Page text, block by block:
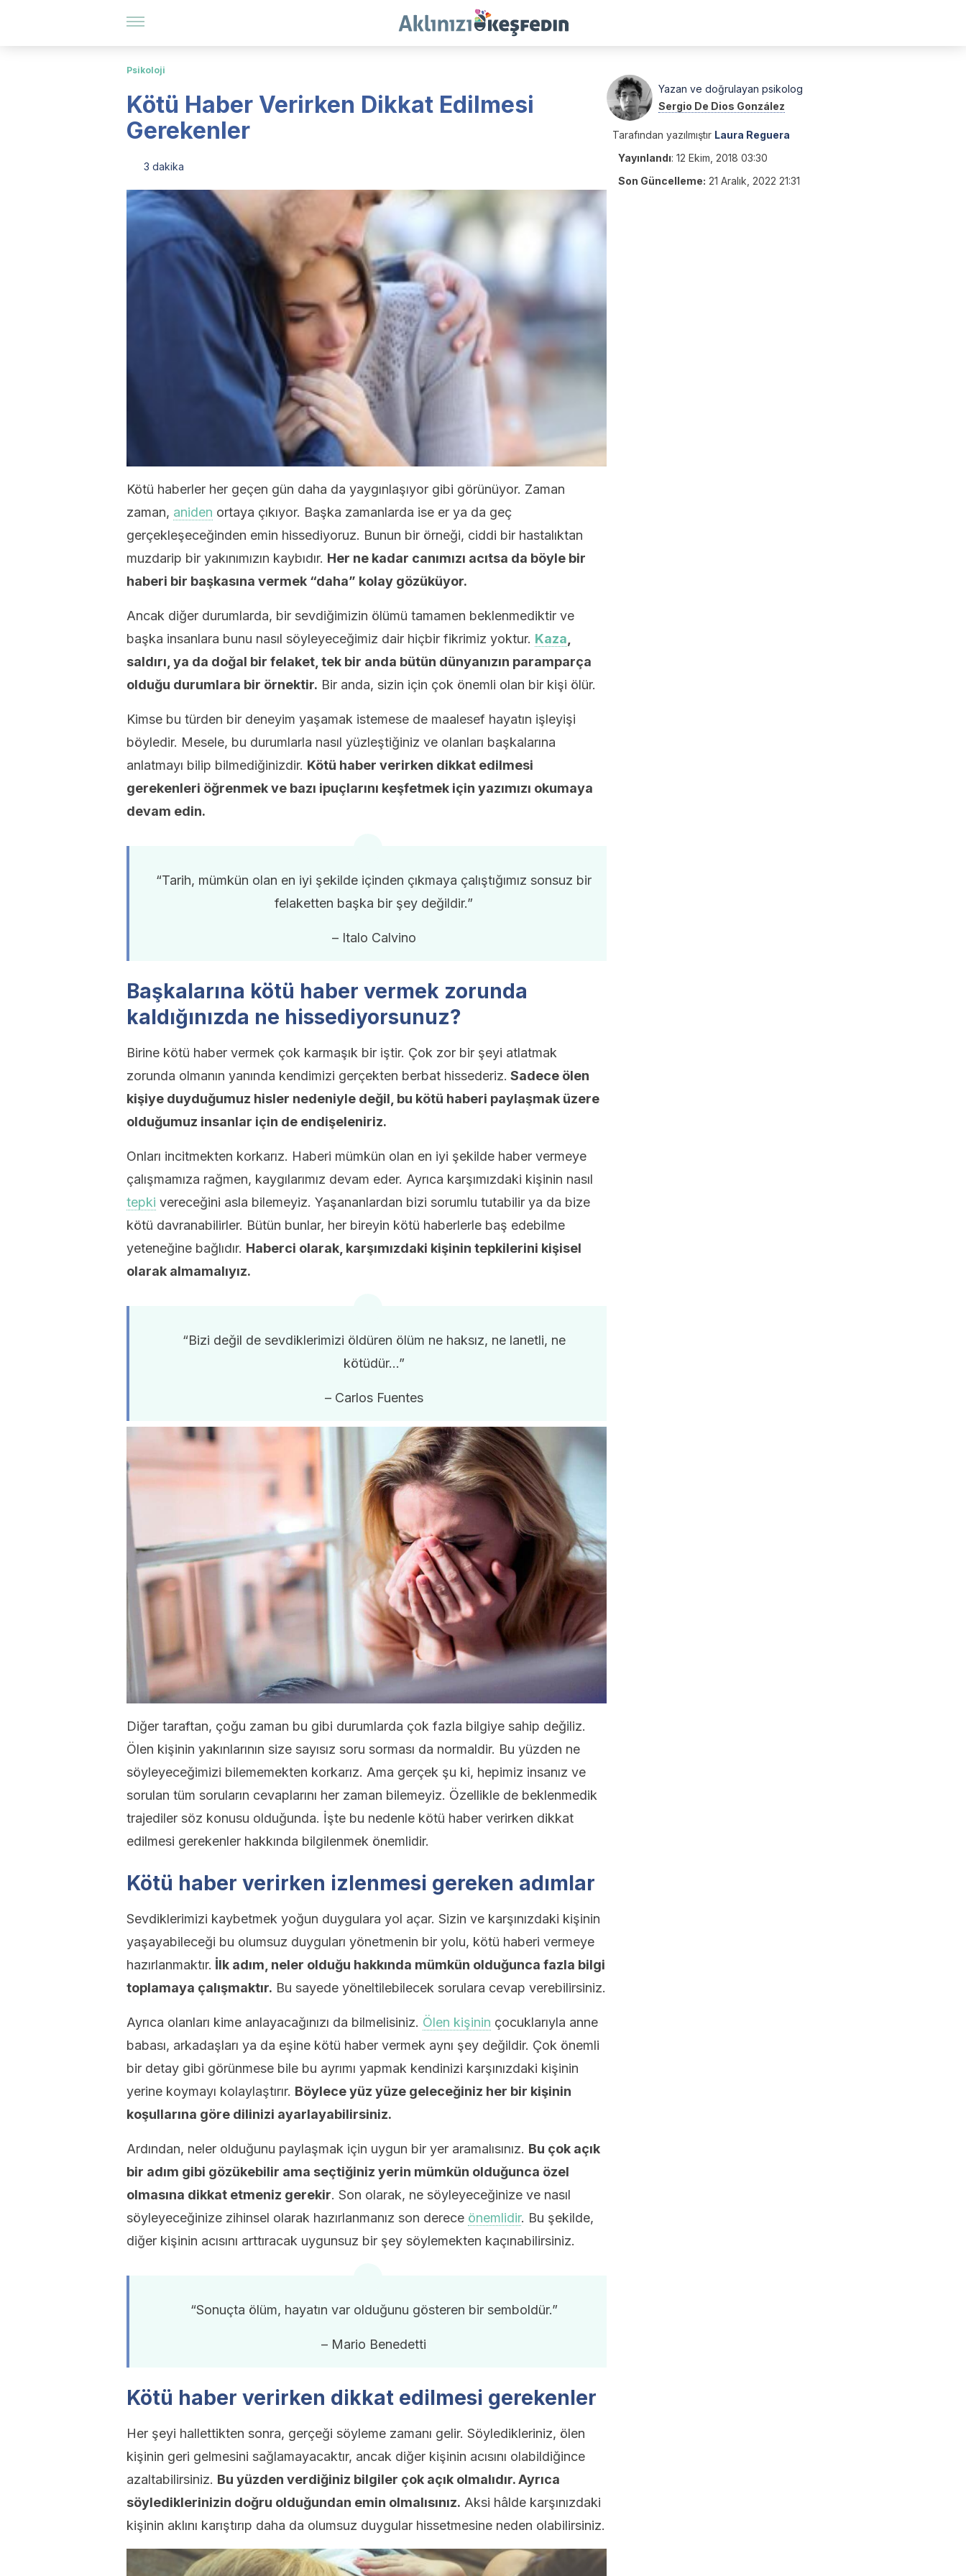
Psikoloji
Kötü Haber Verirken Dikkat Edilmesi
Gerekenler
3 dakika
Kötü haberler her geçen gün daha da yaygınlaşıyor gibi görünüyor. Zaman
zaman, aniden ortaya çıkıyor. Başka zamanlarda ise er ya da geç
gerçekleşeceğinden emin hissediyoruz. Bunun bir örneği, ciddi bir hastalıktan
muzdarip bir yakınımızın kaybıdır. Her ne kadar canımızı acıtsa da böyle bir
haberi bir başkasına vermek “daha” kolay gözüküyor.
Ancak diğer durumlarda, bir sevdiğimizin ölümü tamamen beklenmediktir ve
başka insanlara bunu nasıl söyleyeceğimiz dair hiçbir fikrimiz yoktur. Kaza
saldırı, ya da doğal bir felaket, tek bir anda bütün dünyanızın paramparça
olduğu durumlara bir örnektir. Bir anda, sizin için çok önemli olan bir kişi ölür.
Kimse bu türden bir deneyim yaşamak istemese de maalesef hayatın işleyişi
böyledir. Mesele, bu durumlarla nasıl yüzleştiğiniz ve olanları başkalarına
anlatmayı bilip bilmediğinizdir. Kötü haber verirken dikkat edilmesi
gerekenleri öğrenmek ve bazı ipuçlarını keşfetmek için yazımızı okumaya
devam edin.
“Tarih, mümkün olan en iyi şekilde içinden çıkmaya çalıştığımız sonsuz bir
felaketten başka bir şey değildir.”
– Italo Calvino
Başkalarına kötü haber vermek zorunda
kaldığınızda ne hissediyorsunuz?
Birine kötü haber vermek çok karmaşık bir iştir. Çok zor bir şeyi atlatmak
zorunda olmanın yanında kendimizi gerçekten berbat hissederiz. Sadece ölen
kişiye duyduğumuz hisler nedeniyle değil, bu kötü haberi paylaşmak üzere
olduğumuz insanlar için de endişeleniriz.
Onları incitmekten korkarız. Haberi mümkün olan en iyi şekilde haber vermeye
çalışmamıza rağmen, kaygılarımız devam eder. Ayrıca karşımızdaki kişinin nasıl
tepki vereceğini asla bilemeyiz. Yaşananlardan bizi sorumlu tutabilir ya da bize
kötü davranabilirler. Bütün bunlar, her bireyin kötü haberlerle baş edebilme
yeteneğine bağlıdır. Haberci olarak, karşımızdaki kişinin tepkilerini kişisel
olarak almamalıyız.
“Bizi değil de sevdiklerimizi öldüren ölüm ne haksız, ne lanetli, ne
kötüdür…”
– Carlos Fuentes
Diğer taraftan, çoğu zaman bu gibi durumlarda çok fazla bilgiye sahip değiliz.
Ölen kişinin yakınlarının size sayısız soru sorması da normaldir. Bu yüzden ne
söyleyeceğimizi bilememekten korkarız. Ama gerçek şu ki, hepimiz insanız ve
sorulan tüm soruların cevaplarını her zaman bilemeyiz. Özellikle de beklenmedik
trajediler söz konusu olduğunda. İşte bu nedenle kötü haber verirken dikkat
edilmesi gerekenler hakkında bilgilenmek önemlidir.
Kötü haber verirken izlenmesi gereken adımlar
Sevdiklerimizi kaybetmek yoğun duygulara yol açar. Sizin ve karşınızdaki kişinin
yaşayabileceği bu olumsuz duyguları yönetmenin bir yolu, kötü haberi vermeye
hazırlanmaktır. İlk adım, neler olduğu hakkında mümkün olduğunca fazla bilgi
toplamaya çalışmaktır. Bu sayede yöneltilebilecek sorulara cevap verebilirsiniz.
Ayrıca olanları kime anlayacağınızı da bilmelisiniz. Ölen kişinin çocuklarıyla anne
babası, arkadaşları ya da eşine kötü haber vermek aynı şey değildir. Çok önemli
bir detay gibi görünmese bile bu ayrımı yapmak kendinizi karşınızdaki kişinin
yerine koymayı kolaylaştırır. Böylece yüz yüze geleceğiniz her bir kişinin
koşullarına göre dilinizi ayarlayabilirsiniz.
Ardından, neler olduğunu paylaşmak için uygun bir yer aramalısınız. Bu çok açık
bir adım gibi gözükebilir ama seçtiğiniz yerin mümkün olduğunca özel
olmasına dikkat etmeniz gerekir. Son olarak, ne söyleyeceğinize ve nasıl
söyleyeceğinize zihinsel olarak hazırlanmanız son derece önemlidir. Bu şekilde,
diğer kişinin acısını arttıracak uygunsuz bir şey söylemekten kaçınabilirsiniz.
“Sonuçta ölüm, hayatın var olduğunu gösteren bir semboldür.”
– Mario Benedetti
Kötü haber verirken dikkat edilmesi gerekenler
Her şeyi hallettikten sonra, gerçeği söyleme zamanı gelir. Söyledikleriniz, ölen
kişinin geri gelmesini sağlamayacaktır, ancak diğer kişinin acısını olabildiğince
azaltabilirsiniz. Bu yüzden verdiğiniz bilgiler çok açık olmalıdır. Ayrıca
söylediklerinizin doğru olduğundan emin olmalısınız. Aksi hâlde karşınızdaki
kişinin aklını karıştırıp daha da olumsuz duygular hissetmesine neden olabilirsiniz.
Yazan ve doğrulayan psikolog
Sergio De Dios González
Tarafından yazılmıştır Laura Reguera
Yayınlandı: 12 Ekim, 2018 03:30
Son Güncelleme: 21 Aralık, 2022 21:31